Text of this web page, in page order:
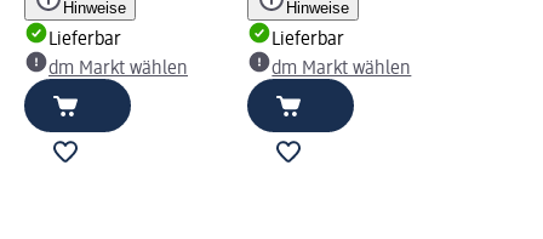
Hinweise
Lieferbar
dm Markt wählen
Hinweise
Lieferbar
dm Markt wählen